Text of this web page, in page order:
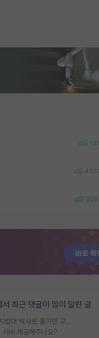
131
435
306
최근 댓글이 많이 달린 글
SSH 박사과정을 그만두고 지방대 박사로 옮기면 교수의 꿈은 끝일까요?
서버 제공해주나요?